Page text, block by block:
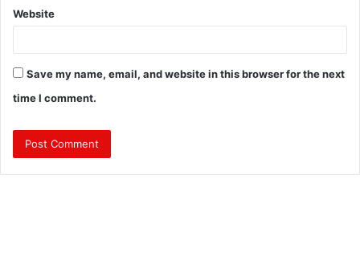
Website
Save my name, email, and website in this browser for the next
time I comment.